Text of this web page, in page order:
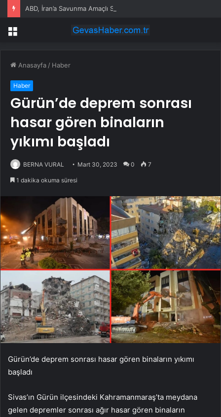
ABD, İran’a Savunma Amaçlı Saldırılar Düzenledi
Menü
Anasayfa / Haber
Haber
Gürün’de deprem sonrası
hasar gören binaların
yıkımı başladı
BERNA VURAL Mart 30, 2023 0 7
1 dakika okuma süresi
Gürün’de deprem sonrası hasar gören binaların yıkımı
başladı
Sivas’ın Gürün ilçesindeki Kahramanmaraş’ta meydana
gelen depremler sonrası ağır hasar gören binaların